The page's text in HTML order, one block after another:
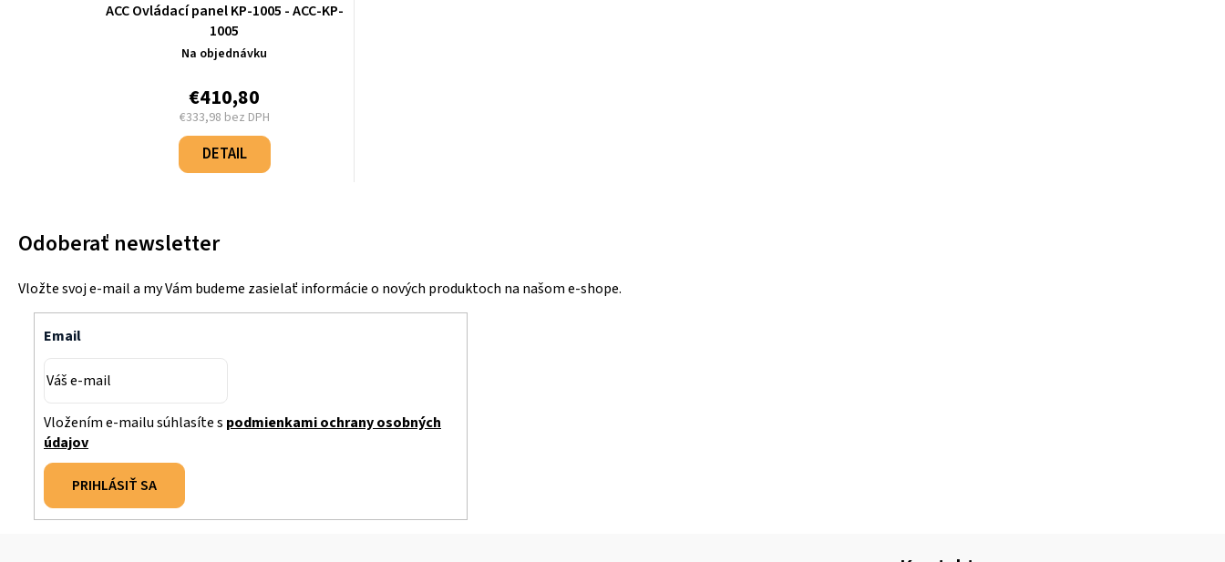
ACC Ovládací panel KP-1005 - ACC-KP-
1005
Na objednávku
€410,80
€333,98 bez DPH
Jednotková
cena:
DETAIL
Odoberať newsletter
Vložte svoj e-mail a my Vám budeme zasielať informácie o nových produktoch na našom e-shope.
Email
Vložením e-mailu súhlasíte s podmienkami ochrany osobných
údajov
PRIHLÁSIŤ SA